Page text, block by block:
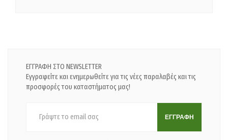
ΕΓΓΡΑΦΗ ΣΤΟ NEWSLETTER
Εγγραφείτε και ενημερωθείτε για τις νέες παραλαβές και τις
προσφορές του καταστήματος μας!
ΕΓΓΡΑΦΗ